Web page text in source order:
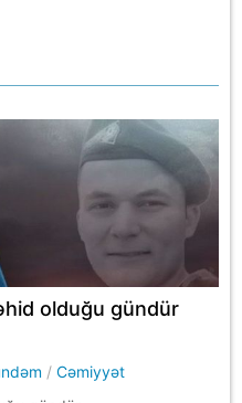
olduğu gündür
/Cəmiyyət